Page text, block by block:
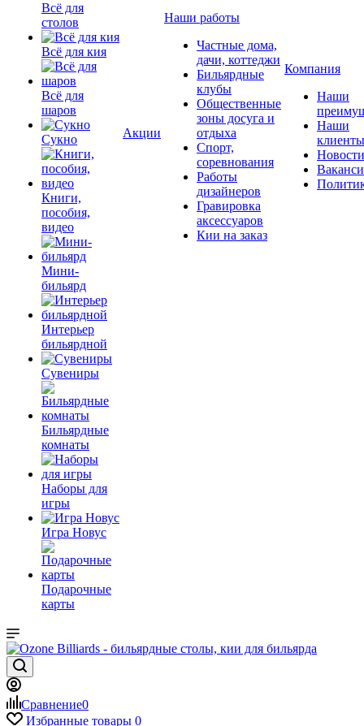
Всё для
столов
Всё для кия
Всё для
шаров
Сукно
Книги,
пособия,
видео
Мини-
бильярд
Интерьер
бильярдной
Сувениры
Бильярдные
комнаты
Наборы для
игры
Игра Новус
Подарочные
карты
Акции
Наши работы
Частные дома,
дачи, коттеджи
Бильярдные
клубы
Общественные
зоны досуга и
отдыха
Спорт,
соревнования
Работы
дизайнеров
Гравировка
аксессуаров
Кии на заказ
Компания
Наши
Наши
клиенты
Новости
Сравнение0
Избранные товары 0